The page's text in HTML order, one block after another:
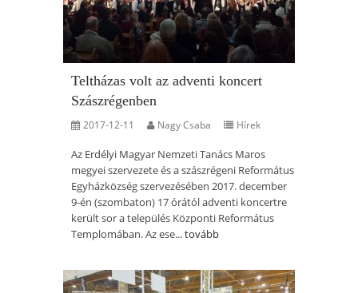
Teltházas volt az adventi koncert
Szászrégenben
2017-12-11 Nagy Csaba Hírek
Az Erdélyi Magyar Nemzeti Tanács Maros
megyei szervezete és a szászrégeni Református
Egyházközség szervezésében 2017. december
9-én (szombaton) 17 órától adventi koncertre
került sor a település Központi Református
Templomában. Az ese...tovább